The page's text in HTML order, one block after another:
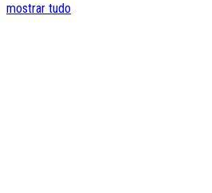
mostrar tudo